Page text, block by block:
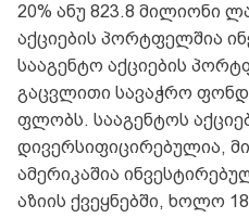
20% ანუ 823.8 მილიონი
აქციების პორტფელშია
სააგენტო აქციების
გაცვლითი სავაჭრო
ფლობს. სააგენტოს
დივერსიფიცირებულია,
ამერიკაშია
აზიის ქვეყნებში, ხოლო